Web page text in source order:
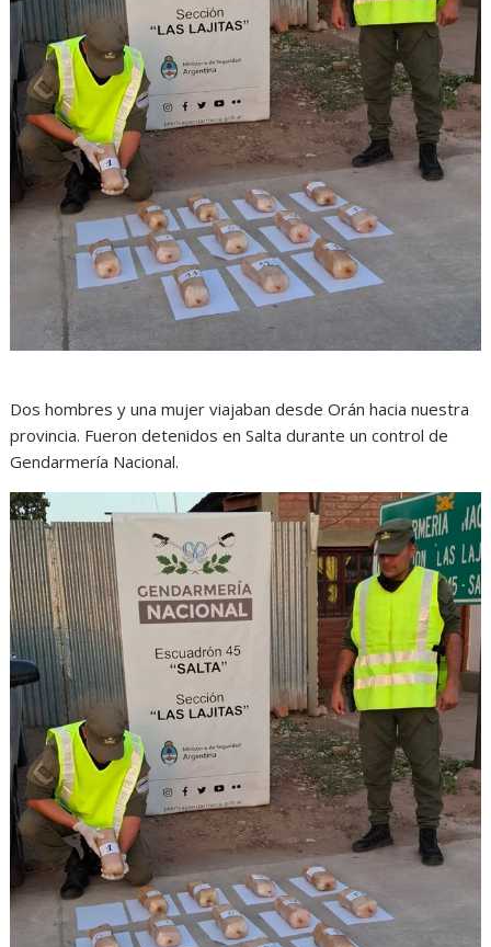
Dos hombres y una mujer viajaban desde Orán hacia nuestra
provincia. Fueron detenidos en Salta durante un control de
Gendarmería Nacional.